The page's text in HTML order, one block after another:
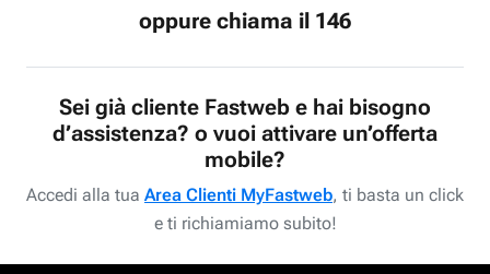
oppure chiama il 146
Sei già cliente Fastweb e hai bisogno
d’assistenza? o vuoi attivare un’offerta
mobile?
Accedi alla tua Area Clienti MyFastweb, ti basta un click
e ti richiamiamo subito!